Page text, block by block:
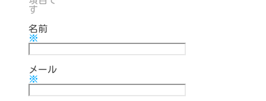
す
名前
※
メール
※